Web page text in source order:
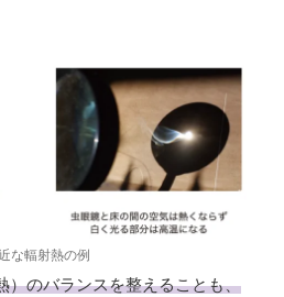
な輻射熱の例
）のバランスを整えることも、